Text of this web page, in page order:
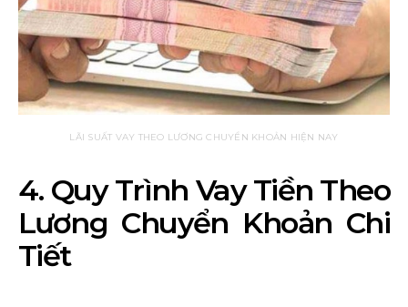
LÃI SUẤT VAY THEO LƯƠNG CHUYỂN KHOẢN HIỆN NAY
4. Quy Trình Vay Tiền Theo
Lương Chuyển Khoản Chi
Tiết